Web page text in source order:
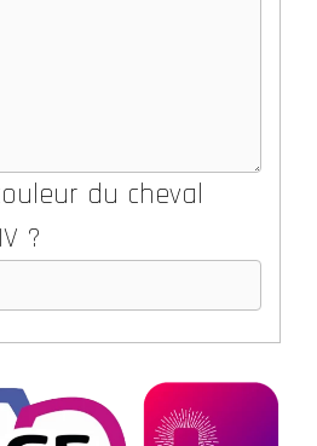
du cheval
?